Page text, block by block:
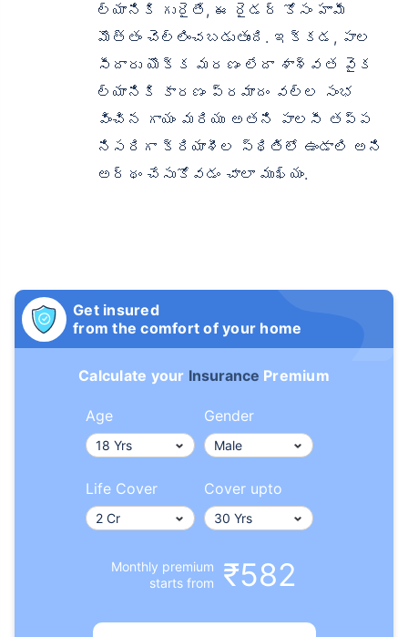
ల్యానికి గురైతే, ఈ రైడర్ కోసం హామీ
మొత్తం చెల్లించబడుతుంది. ఇక్కడ, పాల
సీదారు యొక్క మరణం లేదా శాశ్వత వైక
ల్యానికి కారణం ప్రమాదం వల్ల సంభ
వించిన గాయం మరియు అతని పాలసీ తప్ప
నిసరిగా క్రియాశీల స్థితిలో ఉండాలి అని
అర్థం చేసుకోవడం చాలా ముఖ్యం.
Get insured
from the comfort of your home
Calculate your Insurance Premium
Age Gender
Life Cover Cover upto
Monthly premium
starts from
₹582